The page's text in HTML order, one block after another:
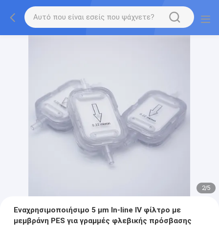
2/5
Εναχρησιμοποιήσιμο 5 μm In-line IV φίλτρο με
μεμβράνη PES για γραμμές φλεβικής πρόσβασης